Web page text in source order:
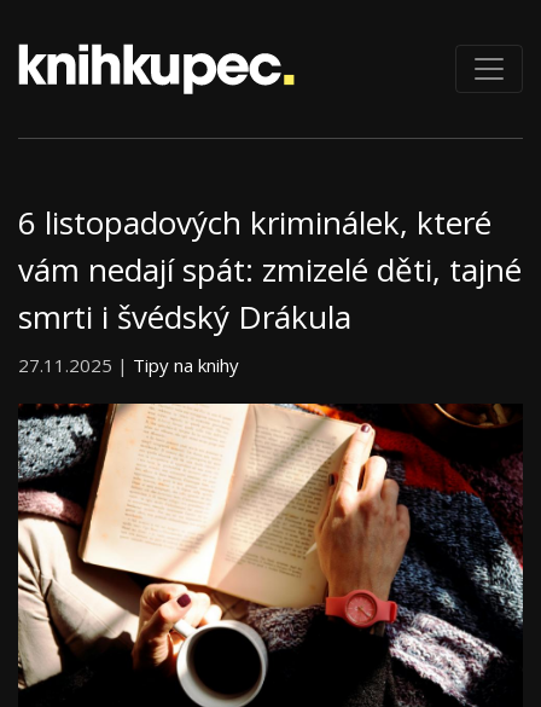
6 listopadových kriminálek, které
vám nedají spát: zmizelé děti, tajné
smrti i švédský Drákula
27.11.2025 | Tipy na knihy